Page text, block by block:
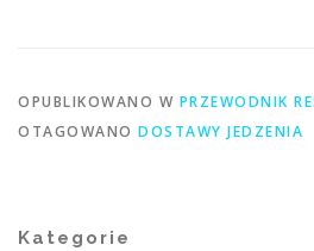
OPUBLIKOWANO W PRZEWODNIK
OTAGOWANO DOSTAWY JEDZENIA
Kategorie